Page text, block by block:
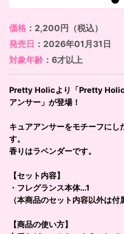
価格 ：2,200円（税込）
発売日 ：2026年01月31日
対象年齢 ：6才以上
Pretty Holicより「Pretty Holic
アンサー」が登場！
キュアアンサーをモチーフに
す。
香りはラベンダーです。
【セット内容】
・フレグランス本体…1
（本商品のセット内容以外は付
【商品の使い方】